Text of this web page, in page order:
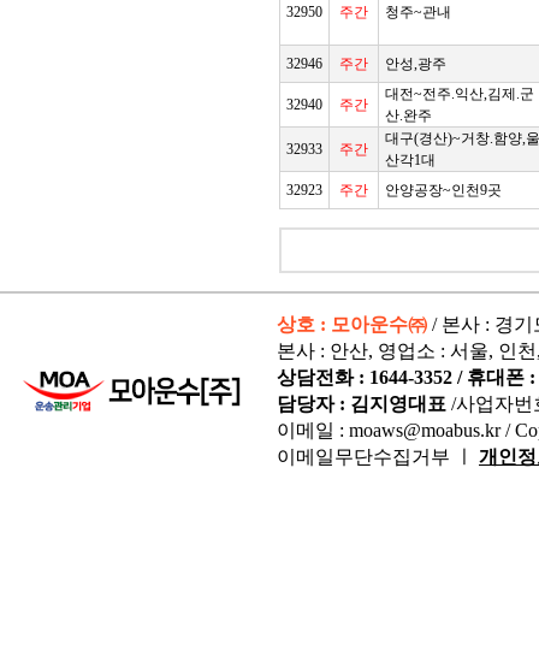
32950 주간 청주~관내
32946 주간 안성,광주
32940 주간
대전~전주.익산,김제.군
산.완주
32933
주간
대구(경산)~거창.함양,울
산각1대
32923
주간 안양공장~인천9곳
상호 : 모아운수㈜ / 본사 : 경기
본사 : 안산, 영업소 : 서울, 인
상담전화 : 1644-3352 / 휴대폰
담당자 : 김지영대표 /사업자번
이메일 : moaws@moabus.kr /
이메일무단수집거부 ㅣ 개인